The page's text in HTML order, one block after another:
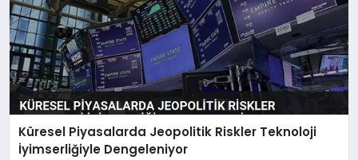
Küresel Piyasalarda Jeopolitik Riskler Teknoloji
İyimserliğiyle Dengeleniyor